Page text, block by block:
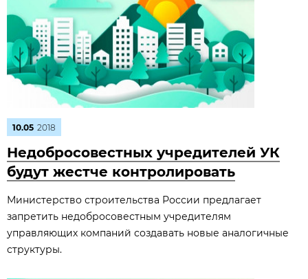
10.05 2018
Недобросовестных учредителей УК
будут жестче контролировать
Министерство строительства России предлагает
запретить недобросовестным учредителям
управляющих компаний создавать новые аналогичные
структуры.